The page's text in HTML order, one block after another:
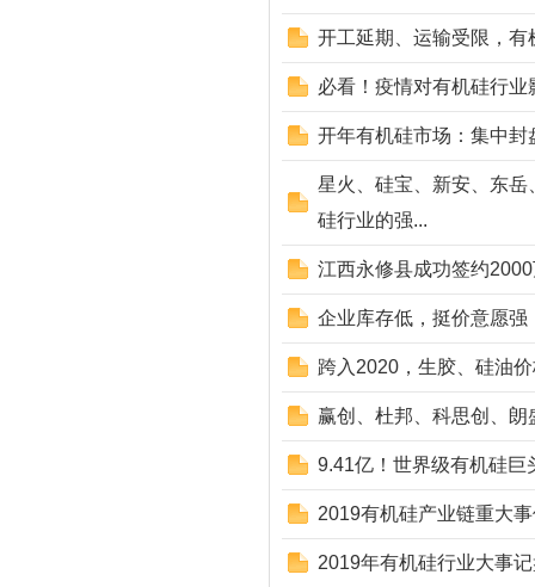
开工延期、运输受限，
必看！疫情对有机硅行
开年有机硅市场：集中
星火、硅宝、新安、东
硅行业的强...
江西永修县成功签约
企业库存低，挺价意愿
跨入2020，生胶、硅油
赢创、杜邦、科思创、
9.41亿！世界级有机硅巨
2019有机硅产业链重大
2019年有机硅行业大事